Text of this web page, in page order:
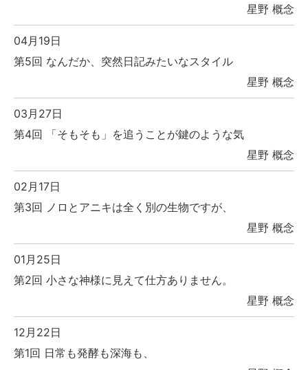
星野 概念
04月19日
第5回 なんだか、突然日記みたいなスタイル
星野 概念
03月27日
第4回 「そもそも」を追うことが鍵のような気
星野 概念
02月17日
第3回 ノロとアニキは全く別の生物ですが、
星野 概念
01月25日
第2回 小さな神様に見えて仕方ありません。
星野 概念
12月22日
第1回 日常も発酵も深海も、